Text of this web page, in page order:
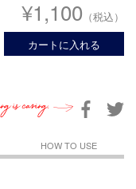
¥1,100 （税込）
カートに入れる
HOW TO USE